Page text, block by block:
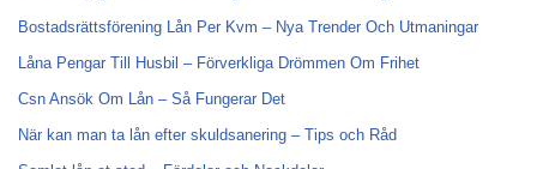
Bostadsrättsförening Lån Per Kvm – Nya Trender Och Utmaningar
Låna Pengar Till Husbil – Förverkliga Drömmen Om Frihet
Csn Ansök Om Lån – Så Fungerar Det
När kan man ta lån efter skuldsanering – Tips och Råd